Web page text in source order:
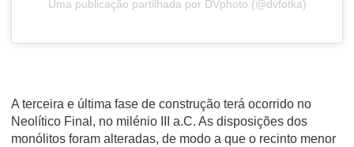
Uma publicação partilhada por DVphoto (@dvfotka)
A terceira e última fase de construção terá ocorrido no
Neolítico Final, no milénio III a.C. As disposições dos
monólitos foram alteradas, de modo a que o recinto menor